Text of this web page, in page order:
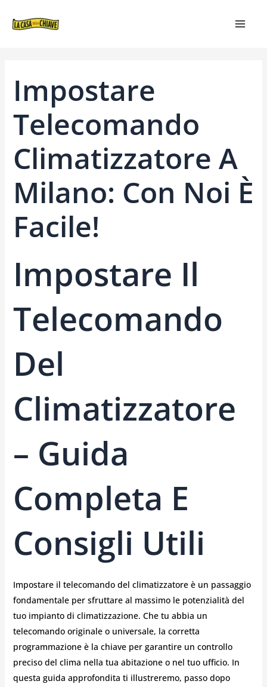
Impostare
Telecomando
Climatizzatore A
Milano: Con Noi È
Facile!
Impostare Il
Telecomando
Del
Climatizzatore
– Guida
Completa E
Consigli Utili
Impostare il telecomando del climatizzatore è un passaggio
fondamentale per sfruttare al massimo le potenzialità del
tuo impianto di climatizzazione. Che tu abbia un
telecomando originale o universale, la corretta
programmazione è la chiave per garantire un controllo
preciso del clima nella tua abitazione o nel tuo ufficio. In
questa guida approfondita ti illustreremo, passo dopo
ARTICOLI